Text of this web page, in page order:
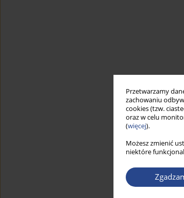
Przetwarzamy
zachowaniu
cookies (tzw.
oraz w celu
(więcej).
Możesz zmienić
niektóre